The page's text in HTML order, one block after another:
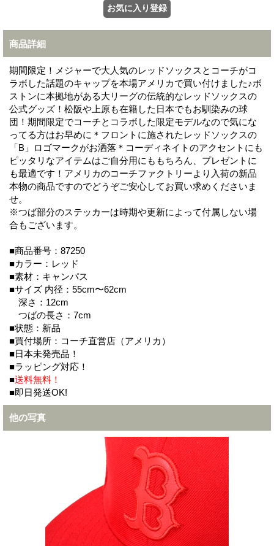
商品詳細
期間限定！メジャーで大人気のレッドソックスとコーチがコ
ラボした話題のキャップを本場アメリカで買い付けました♪ボ
ストンに本拠地がある大リーグの伝統的なレッドソックスの
公式グッズ！松阪や上原も在籍した日本でもお馴染みの球
団！期間限定でコーチとコラボした限定モデルなので気にな
ってる方はお早めに＊フロントに施されたレッドソックスの
「B」ロゴマークがお洒落＊コーディネイトのアクセントにも
ピッタリなアイテムはご自分用にももちろん、プレゼントに
も最適です！アメリカのコーチファクトリーより入荷の新品
本物の商品ですのでどうぞご安心してお買い求めくださいま
せ。
※つば部分のステッカーは時期や更新によって付属しない場
合もございます。
■商品番号：87250
■カラー：レッド
■素材：キャンパス
■サイズ 内径：55cm〜62cm
深さ：12cm
つばの長さ：7cm
■状態：新品
■買付場所：コーチ直営店（アメリカ）
■日本未発売品！
■ラッピング対応！
■送料無料！
■即日発送OK!
他の写真